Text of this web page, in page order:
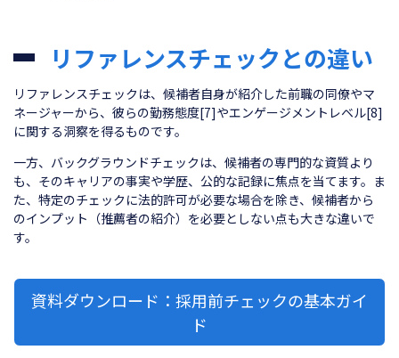
リファレンスチェックとの違い
リファレンスチェックは、候補者自身が紹介した前職の同僚やマ
ネージャーから、彼らの勤務態度[7]やエンゲージメントレベル[8]
に関する洞察を得るものです。
一方、バックグラウンドチェックは、候補者の専門的な資質より
も、そのキャリアの事実や学歴、公的な記録に焦点を当てます。ま
た、特定のチェックに法的許可が必要な場合を除き、候補者から
のインプット（推薦者の紹介）を必要としない点も大きな違いで
す。
資料ダウンロード：採用前チェックの基本ガイ
ド